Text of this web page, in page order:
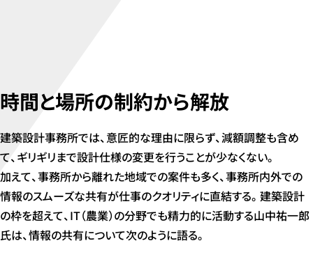
時間と場所の制約から解放
建築設計事務所では、意匠的な理由に限らず、減額調整も含め
て、ギリギリまで設計仕様の変更を行うことが少なくない。
加えて、事務所から離れた地域での案件も多く、事務所内外での
情報のスムーズな共有が仕事のクオリティに直結する。建築設計
の枠を超えて、IT（農業）の分野でも精力的に活動する山中祐一郎
氏は、情報の共有について次のように語る。